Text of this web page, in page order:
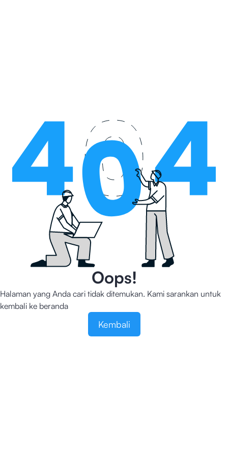
Oops!
Halaman yang Anda cari tidak ditemukan. Kami sarankan untuk
kembali ke beranda
Kembali